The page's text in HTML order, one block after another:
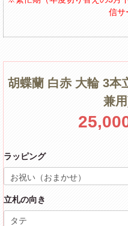
信サ
胡蝶蘭 白赤 大輪 3本
兼
ラッピング
立札の向き